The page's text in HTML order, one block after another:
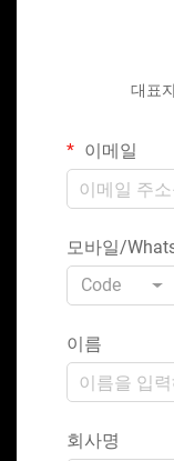
대표
이메일
모바일/
Code
이름
회사명